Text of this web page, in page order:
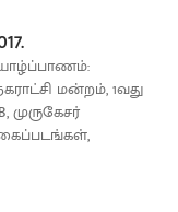
யாழ்ப்பாணம்:
மன்றம், 1வது
முருகேசர்